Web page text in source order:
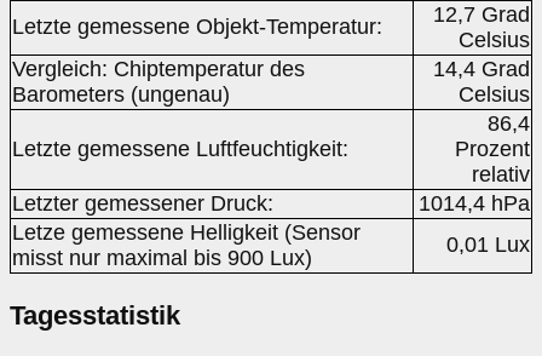
Letzte gemessene Objekt-Temperatur:
12,7 Grad
Celsius
Vergleich: Chiptemperatur des
Barometers (ungenau)
14,4 Grad
Celsius
Letzte gemessene Luftfeuchtigkeit:
86,4
Prozent
relativ
Letzter gemessener Druck:
1014,4 hPa
Letze gemessene Helligkeit (Sensor
misst nur maximal bis 900 Lux)
0,01 Lux
Tagesstatistik